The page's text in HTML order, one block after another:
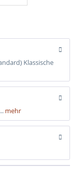
Klassische
mehr